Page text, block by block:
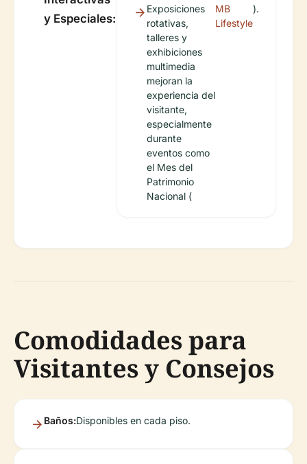
y Especiales:
Exposiciones
rotativas,
talleres y
exhibiciones
multimedia
mejoran la
experiencia del
visitante,
especialmente
durante
eventos como
el Mes del
Patrimonio
Nacional (
MB
Lifestyle
).
Comodidades para
Visitantes y Consejos
Baños:Disponibles en cada piso.